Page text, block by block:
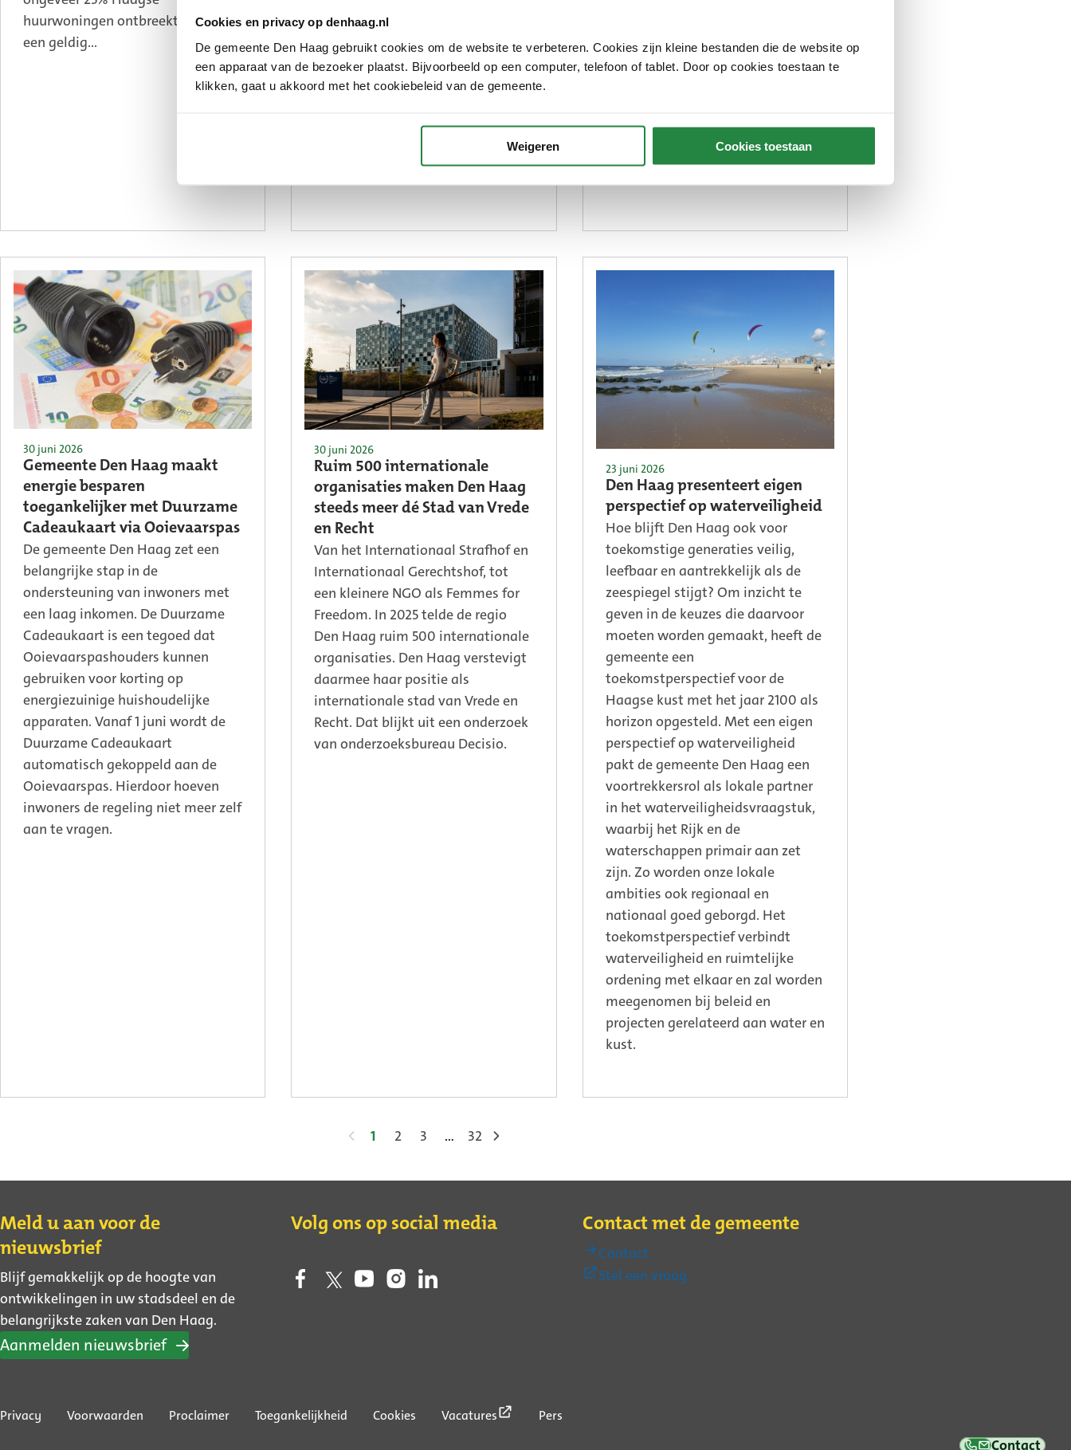
Cookies en privacy op denhaag.nl
De gemeente Den Haag gebruikt cookies om de website te verbeteren. Cookies zijn kleine bestanden die de website op
een apparaat van de bezoeker plaatst. Bijvoorbeeld op een computer, telefoon of tablet. Door op cookies toestaan te
klikken, gaat u akkoord met het cookiebeleid van de gemeente.
Weigeren Cookies toestaan
huurwoningen ontbreekt nog altijd
een geldig...
economische meerwaarde
mogelijk is en welke investeringen
daarvoor nodig zijn. Er liggen grote
kansen om via kunst en cultuur de
gemeenschappen, de trots en de
weg te blijven uit de Schilderswijk.
Gemeente Den Haag maakt
energie besparen
toegankelijker met Duurzame
Cadeaukaart via Ooievaarspas
30 juni 2026
De gemeente Den Haag zet een
belangrijke stap in de
ondersteuning van inwoners met
een laag inkomen. De Duurzame
Cadeaukaart is een tegoed dat
Ooievaarspashouders kunnen
gebruiken voor korting op
energiezuinige huishoudelijke
apparaten. Vanaf 1 juni wordt de
Duurzame Cadeaukaart
automatisch gekoppeld aan de
Ooievaarspas. Hierdoor hoeven
inwoners de regeling niet meer zelf
aan te vragen.
Ruim 500 internationale
organisaties maken Den Haag
steeds meer dé Stad van Vrede
en Recht
30 juni 2026
Van het Internationaal Strafhof en
Internationaal Gerechtshof, tot
een kleinere NGO als Femmes for
Freedom. In 2025 telde de regio
Den Haag ruim 500 internationale
organisaties. Den Haag verstevigt
daarmee haar positie als
internationale stad van Vrede en
Recht. Dat blijkt uit een onderzoek
van onderzoeksbureau Decisio.
Den Haag presenteert eigen
perspectief op waterveiligheid
23 juni 2026
Hoe blijft Den Haag ook voor
toekomstige generaties veilig,
leefbaar en aantrekkelijk als de
zeespiegel stijgt? Om inzicht te
geven in de keuzes die daarvoor
moeten worden gemaakt, heeft de
gemeente een
toekomstperspectief voor de
Haagse kust met het jaar 2100 als
horizon opgesteld. Met een eigen
perspectief op waterveiligheid
pakt de gemeente Den Haag een
voortrekkersrol als lokale partner
in het waterveiligheidsvraagstuk,
waarbij het Rijk en de
waterschappen primair aan zet
zijn. Zo worden onze lokale
ambities ook regionaal en
nationaal goed geborgd. Het
toekomstperspectief verbindt
waterveiligheid en ruimtelijke
ordening met elkaar en zal worden
meegenomen bij beleid en
projecten gerelateerd aan water en
kust.
1 2 3 … 32
Contact
Contact
Meld u aan voor de
nieuwsbrief
Blijf gemakkelijk op de hoogte van
ontwikkelingen in uw stadsdeel en de
belangrijkste zaken van Den Haag.
Aanmelden nieuwsbrief
Volg ons op social media
Contact met de gemeente
Contact
Stel een vraag(Externe
Over
Privacy Voorwaarden Proclaimer Toegankelijkheid Cookies Vacatures
(Externe
Pers